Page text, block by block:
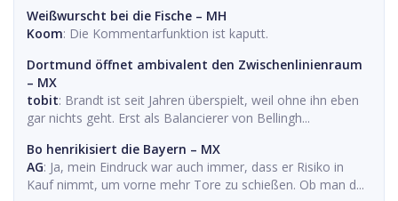
Weißwurscht bei die Fische – MH
Koom: Die Kommentarfunktion ist kaputt.
Dortmund öffnet ambivalent den Zwischenlinienraum
– MX
tobit: Brandt ist seit Jahren überspielt, weil ohne ihn eben
gar nichts geht. Erst als Balancierer von Bellingh...
Bo henrikisiert die Bayern – MX
AG: Ja, mein Eindruck war auch immer, dass er Risiko in
Kauf nimmt, um vorne mehr Tore zu schießen. Ob man d...